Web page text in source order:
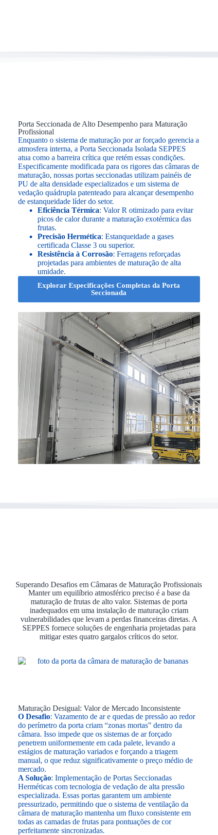
Porta Seccionada de Alto Desempenho para Maturação
Profissional
Enquanto o sistema de maturação por ar forçado gerencia a
atmosfera interna, a Porta Seccionada Isolada SEPPES
atua como a barreira crítica que retém essas condições.
Especificamente modificada para os rigores das câmaras de
maturação, nossas portas seccionadas utilizam painéis de
PU de alta densidade especializados e um sistema de
vedação quádrupla patenteado para alcançar desempenho
de estanqueidade líder do setor.
Eficiência Térmica: Valor R otimizado para evitar
picos de calor durante a maturação exotérmica das
frutas.
Precisão Hermética: Estanqueidade a gases
certificada Classe 3 ou superior.
Resistência à Corrosão: Ferragens reforçadas
projetadas para ambientes de maturação de alta
umidade.
Explorar Especificações Completas da Porta
Seccionada
Superando Desafios em Câmaras de Maturação Profissionais
Manter um equilíbrio atmosférico preciso é a base da
maturação de frutas de alto valor. Sistemas de porta
inadequados em uma instalação de maturação criam
vulnerabilidades que levam a perdas financeiras diretas. A
SEPPES fornece soluções de engenharia projetadas para
mitigar estes quatro gargalos críticos do setor.
Maturação Desigual: Valor de Mercado Inconsistente
O Desafio: Vazamento de ar e quedas de pressão ao redor
do perímetro da porta criam “zonas mortas” dentro da
câmara. Isso impede que os sistemas de ar forçado
penetrem uniformemente em cada palete, levando a
estágios de maturação variados e forçando a triagem
manual, o que reduz significativamente o preço médio de
mercado.
A Solução: Implementação de Portas Seccionadas
Herméticas com tecnologia de vedação de alta pressão
especializada. Essas portas garantem um ambiente
pressurizado, permitindo que o sistema de ventilação da
câmara de maturação mantenha um fluxo consistente em
todas as camadas de frutas para pontuações de cor
perfeitamente sincronizadas.